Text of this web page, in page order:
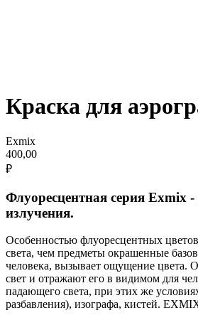
Краска для
Exmix
400,00
₽
Флуоресцентная серия Exmix -
излучения.
Особенностью флуоресцентных
света, чем предметы окрашенные
человека, вызывает ощущение цвета.
свет и отражают его в видимом для
падающего света, при этих же
разбавления), изографа, кистей.